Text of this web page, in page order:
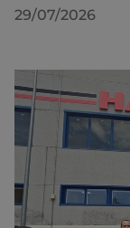
29/07/2026